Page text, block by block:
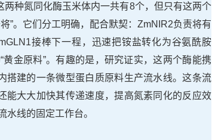
种氮同化酶玉米体内一共有8个，但只有这两个
”。它们分工明确，配合默契：ZmNIR2负责将有
接棒下一程，迅速把铵盐转化为谷氨酰胺
金原料”。有趣的是，研究证实，这两个酶能携
搭建的一条微型蛋白质原料生产流水线。这条流
能大大加快其传递速度，提高氮素同化的反应效
水线的固定工作台。